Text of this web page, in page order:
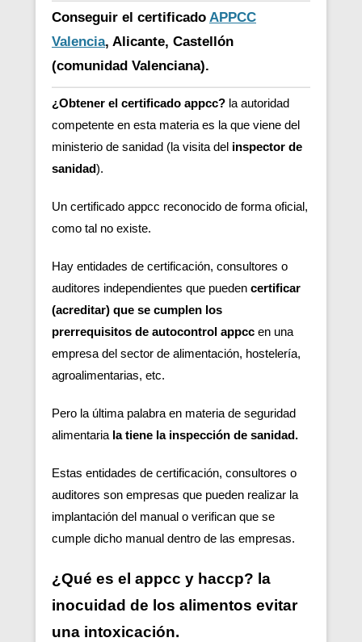
Conseguir el certificado APPCC
Valencia, Alicante, Castellón
(comunidad Valenciana).
¿Obtener el certificado appcc? la autoridad
competente en esta materia es la que viene del
ministerio de sanidad (la visita del inspector de
sanidad).
Un certificado appcc reconocido de forma oficial,
como tal no existe.
Hay entidades de certificación, consultores o
auditores independientes que pueden certificar
(acreditar) que se cumplen los
prerrequisitos de autocontrol appcc en una
empresa del sector de alimentación, hostelería,
agroalimentarias, etc.
Pero la última palabra en materia de seguridad
alimentaria la tiene la inspección de sanidad.
Estas entidades de certificación, consultores o
auditores son empresas que pueden realizar la
implantación del manual o verifican que se
cumple dicho manual dentro de las empresas.
¿Qué es el appcc y haccp? la
inocuidad de los alimentos evitar
una intoxicación.